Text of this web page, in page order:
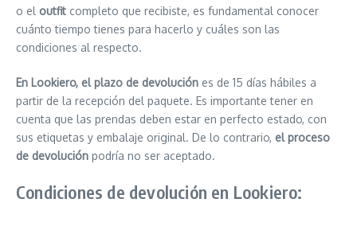
o el outfit completo que recibiste, es fundamental conocer
cuánto tiempo tienes para hacerlo y cuáles son las
condiciones al respecto.
En Lookiero, el plazo de devolución es de 15 días hábiles a
partir de la recepción del paquete. Es importante tener en
cuenta que las prendas deben estar en perfecto estado, con
sus etiquetas y embalaje original. De lo contrario, el proceso
de devolución podría no ser aceptado.
Condiciones de devolución en Lookiero: